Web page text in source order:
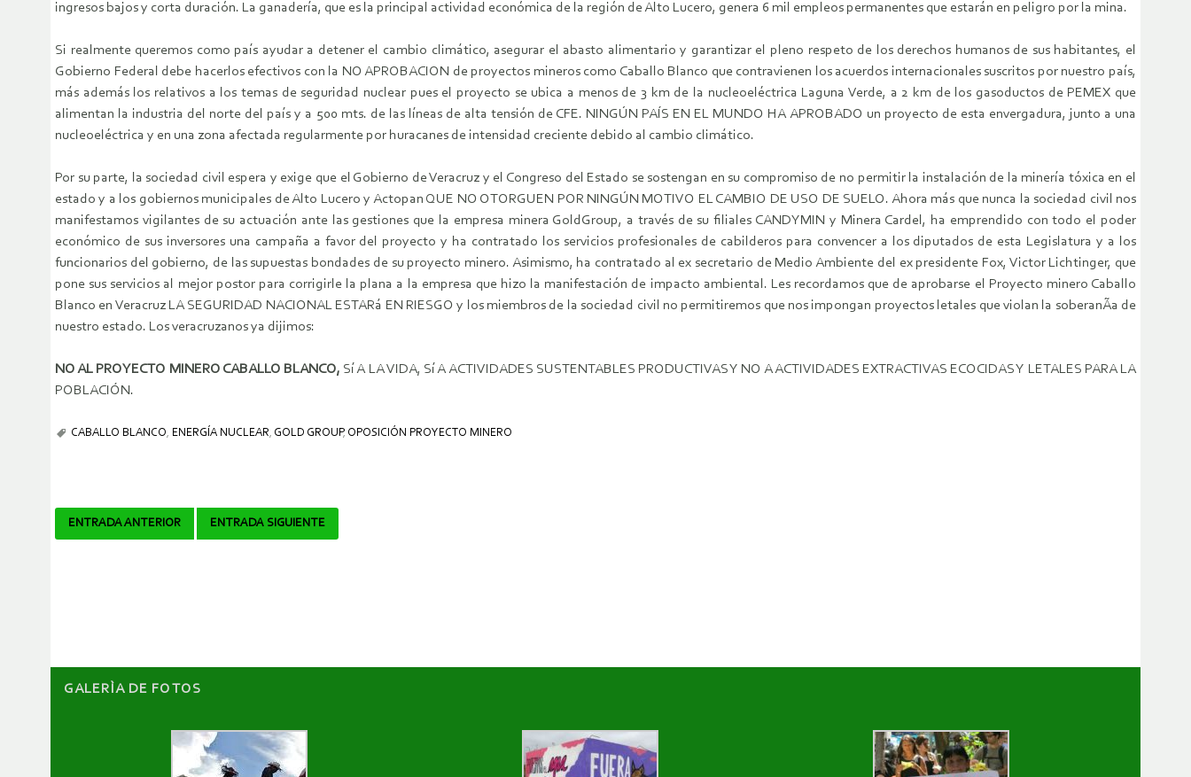
ingresos bajos y corta duración. La ganadería, que es la principal actividad económica de la región de Alto Lucero, genera 6 mil empleos permanentes que estarán en peligro por la mina.
Si realmente queremos como país ayudar a detener el cambio climático, asegurar el abasto alimentario y garantizar el pleno respeto de los derechos humanos de sus habitantes, el
Gobierno Federal debe hacerlos efectivos con la NO APROBACION de proyectos mineros como Caballo Blanco que contravienen los acuerdos internacionales suscritos por nuestro paí­s,
más además los relativos a los temas de seguridad nuclear pues el proyecto se ubica a menos de 3 km de la nucleoeléctrica Laguna Verde, a 2 km de los gasoductos de PEMEX que
alimentan la industria del norte del país y a 500 mts. de las lí­neas de alta tensión de CFE. NINGÚN PAÍ­S EN EL MUNDO HA APROBADO un proyecto de esta envergadura, junto a una
nucleoeléctrica y en una zona afectada regularmente por huracanes de intensidad creciente debido al cambio climático.
Por su parte, la sociedad civil espera y exige que el Gobierno de Veracruz y el Congreso del Estado se sostengan en su compromiso de no permitir la instalación de la minería tóxica en el
estado y a los gobiernos municipales de Alto Lucero y Actopan QUE NO OTORGUEN POR NINGÚN MOTIVO EL CAMBIO DE USO DE SUELO. Ahora más que nunca la sociedad civil nos
manifestamos vigilantes de su actuación ante las gestiones que la empresa minera GoldGroup, a través de su filiales CANDYMIN y Minera Cardel, ha emprendido con todo el poder
económico de sus inversores una campaña a favor del proyecto y ha contratado los servicios profesionales de cabilderos para convencer a los diputados de esta Legislatura y a los
funcionarios del gobierno, de las supuestas bondades de su proyecto minero. Asimismo, ha contratado al ex secretario de Medio Ambiente del ex presidente Fox, Victor Lichtinger, que
pone sus servicios al mejor postor para corrigirle la plana a la empresa que hizo la manifestación de impacto ambiental. Les recordamos que de aprobarse el Proyecto minero Caballo
Blanco en Veracruz LA SEGURIDAD NACIONAL ESTARá EN RIESGO y los miembros de la sociedad civil no permitiremos que nos impongan proyectos letales que violan la soberanÃ­a de
nuestro estado. Los veracruzanos ya dijimos:
NO AL PROYECTO MINERO CABALLO BLANCO, Sí­ A LA VIDA, Sí­ A ACTIVIDADES SUSTENTABLES PRODUCTIVAS Y NO A ACTIVIDADES EXTRACTIVAS ECOCIDAS Y LETALES PARA LA
POBLACIÓN.
CABALLO BLANCO, ENERGÍA NUCLEAR, GOLD GROUP, OPOSICIÓN PROYECTO MINERO
Navegador
ENTRADA ANTERIOR ENTRADA SIGUIENTE
GALERÌA DE FOTOS